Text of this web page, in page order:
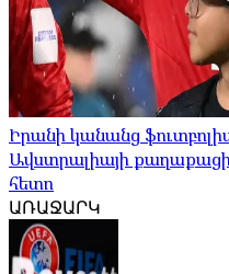
Իրանի կանանց
Ավստրալիայի
հետո
ԱՌԱՋԱՐԿ